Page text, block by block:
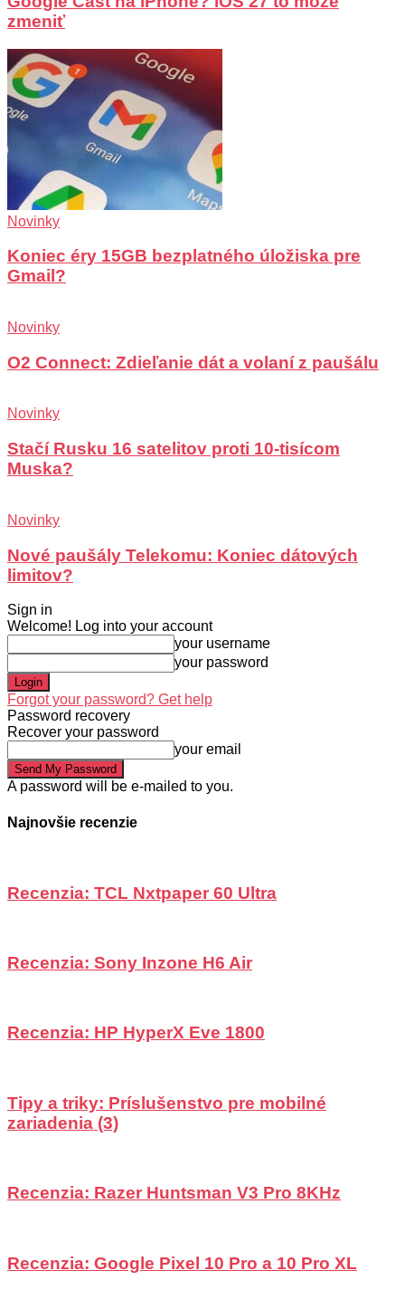
zmeniť
Novinky
Koniec éry 15GB bezplatného úložiska pre
Gmail?
Novinky
O2 Connect: Zdieľanie dát a volaní z paušálu
Novinky
Stačí Rusku 16 satelitov proti 10-tisícom
Muska?
Novinky
Nové paušály Telekomu: Koniec dátových
limitov?
Sign in
Welcome! Log into your account
your username
your password
Forgot your password? Get help
Password recovery
Recover your password
your email
A password will be e-mailed to you.
Najnovšie recenzie
Recenzia: TCL Nxtpaper 60 Ultra
Recenzia: Sony Inzone H6 Air
Recenzia: HP HyperX Eve 1800
Tipy a triky: Príslušenstvo pre mobilné
zariadenia (3)
Recenzia: Razer Huntsman V3 Pro 8KHz
Recenzia: Google Pixel 10 Pro a 10 Pro XL